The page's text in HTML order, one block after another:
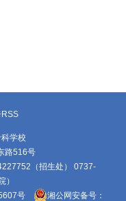
学校
路516号
（招生处） 0737-
）
号 湘公网安备号：